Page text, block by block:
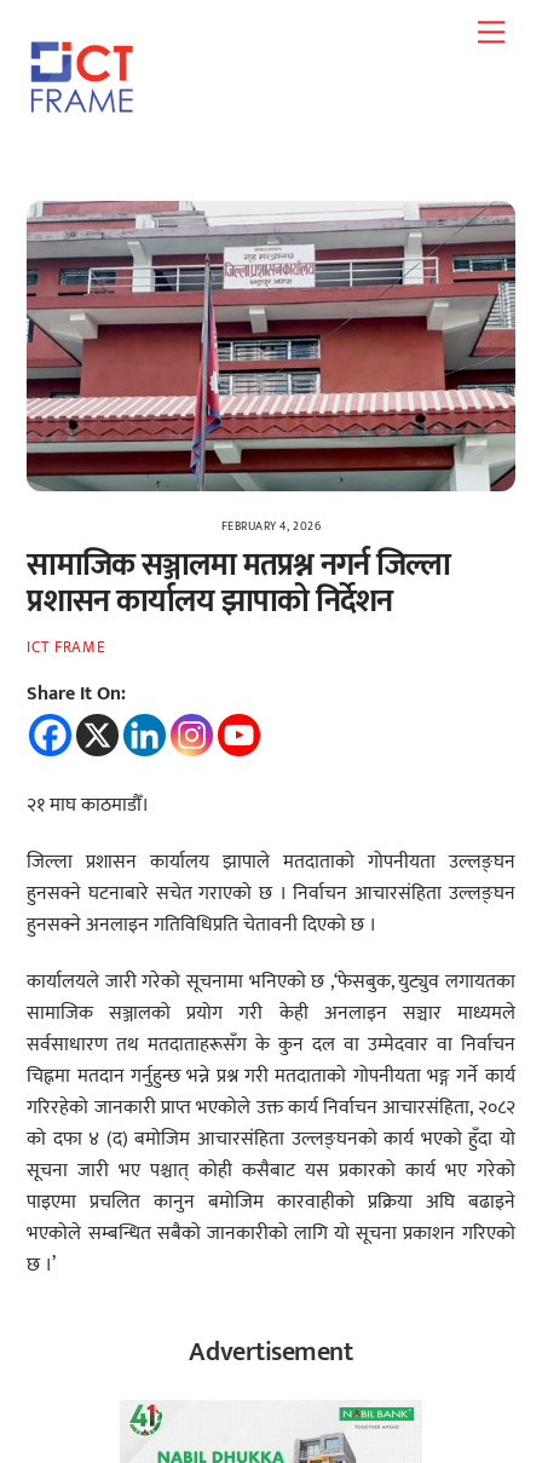
content
FEBRUARY 4, 2026
सामाजिक सञ्जालमा मतप्रश्न नगर्न जिल्ला
प्रशासन कार्यालय झापाको निर्देशन
ICT FRAME
Share It On:
२१ माघ काठमाडौँ।
जिल्ला प्रशासन कार्यालय झापाले मतदाताको गोपनीयता उल्लङ्घन
हुनसक्ने घटनाबारे सचेत गराएको छ । निर्वाचन आचारसंहिता उल्लङ्घन
हुनसक्ने अनलाइन गतिविधिप्रति चेतावनी दिएको छ ।
कार्यालयले जारी गरेको सूचनामा भनिएको छ ,‘फेसबुक, युट्युव लगायतका
सामाजिक सञ्जालको प्रयोग गरी केही अनलाइन सञ्चार माध्यमले
सर्वसाधारण तथ मतदाताहरूसँग के कुन दल वा उम्मेदवार वा निर्वाचन
चिह्नमा मतदान गर्नुहुन्छ भन्ने प्रश्न गरी मतदाताको गोपनीयता भङ्ग गर्ने कार्य
गरिरहेको जानकारी प्राप्त भएकोले उक्त कार्य निर्वाचन आचारसंहिता, २०८२
को दफा ४ (द) बमोजिम आचारसंहिता उल्लङ्घनको कार्य भएको हुँदा यो
सूचना जारी भए पश्चात् कोही कसैबाट यस प्रकारको कार्य भए गरेको
पाइएमा प्रचलित कानुन बमोजिम कारवाहीको प्रक्रिया अघि बढाइने
भएकोले सम्बन्धित सबैको जानकारीको लागि यो सूचना प्रकाशन गरिएको
छ ।’
Advertisement